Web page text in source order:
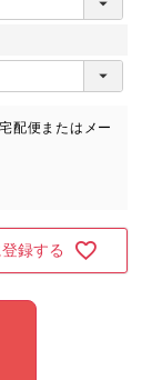
宅配便またはメー
録する